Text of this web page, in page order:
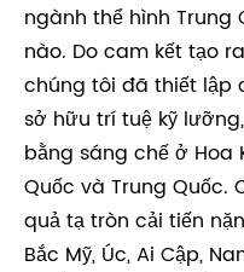
ngành thể hình Trung
nào. Do cam kết tạo
chúng tôi đã thiết lập
sở hữu trí tuệ kỹ
bằng sáng chế ở Hoa
Quốc và Trung Quốc.
quả tạ tròn cải tiến
Bắc Mỹ, Úc, Ai Cập,